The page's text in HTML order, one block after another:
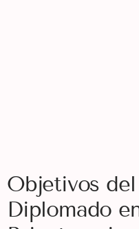
Objetivos del
Diplomado